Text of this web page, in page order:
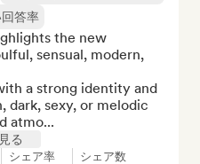
答率
the new
sensual, modern,
a strong identity and
sexy, or melodic
atmo...
る
シェア率 シェア数